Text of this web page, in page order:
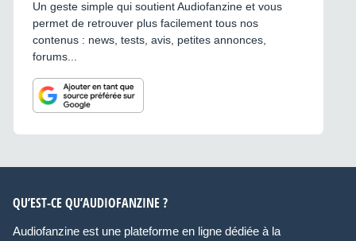
Un geste simple qui soutient Audiofanzine et vous
permet de retrouver plus facilement tous nos
contenus : news, tests, avis, petites annonces,
forums...
QU’EST-CE QU’AUDIOFANZINE ?
Audiofanzine est une plateforme en ligne dédiée à la